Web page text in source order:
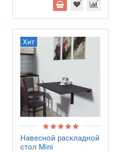
Хит
Навесной раскладной
стол Mini